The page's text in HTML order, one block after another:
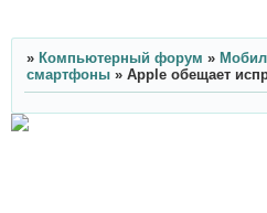
» Компьютерный форум »
смартфоны » Apple обещает